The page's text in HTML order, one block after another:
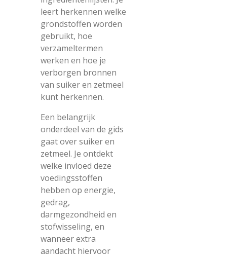
leert herkennen welke
grondstoffen worden
gebruikt, hoe
verzameltermen
werken en hoe je
verborgen bronnen
van suiker en zetmeel
kunt herkennen.
Een belangrijk
onderdeel van de gids
gaat over suiker en
zetmeel. Je ontdekt
welke invloed deze
voedingsstoffen
hebben op energie,
gedrag,
darmgezondheid en
stofwisseling, en
wanneer extra
aandacht hiervoor